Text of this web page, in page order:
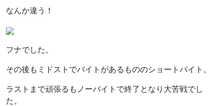
なんか違う！
フナでした。
その後もミドストでバイトがあるもののショートバイト。
ラストまで頑張るもノーバイトで終了となり大苦戦でし
た。